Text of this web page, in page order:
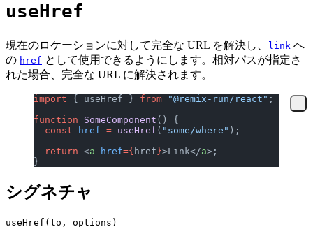
useHref
現在のロケーションに対して完全な URL を解決し、 link へ
の href として使用できるようにします。相対パスが指定さ
れた場合、完全な URL に解決されます。
import { useHref } from "@remix-run/react" ;
function SomeComponent () {
  const
href = useHref ( "some/where" );
  return
<a href={ href }>Link</a>;
}
シグネチャ